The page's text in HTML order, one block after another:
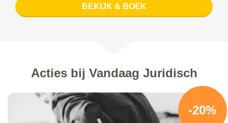
BEKIJK & BOEK
Acties bij Vandaag Juridisch
-20%